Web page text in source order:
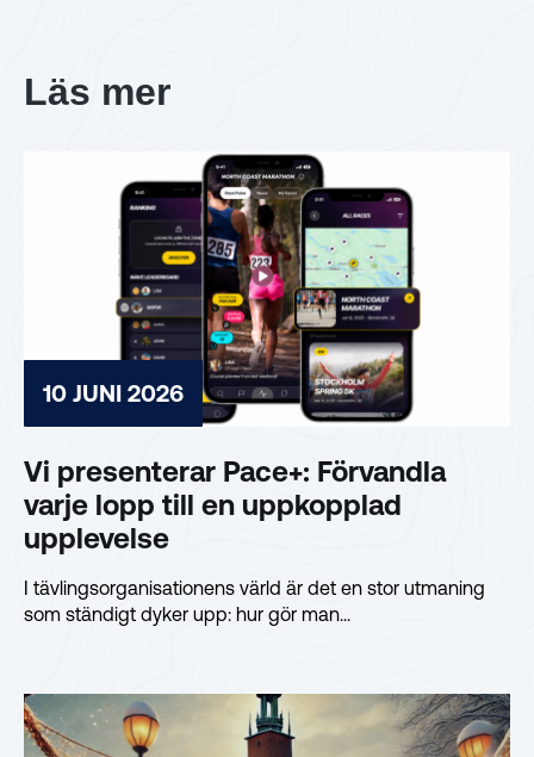
Läs mer
10 JUNI 2026
Vi presenterar Pace+: Förvandla
varje lopp till en uppkopplad
upplevelse
I tävlingsorganisationens värld är det en stor utmaning
som ständigt dyker upp: hur gör man...